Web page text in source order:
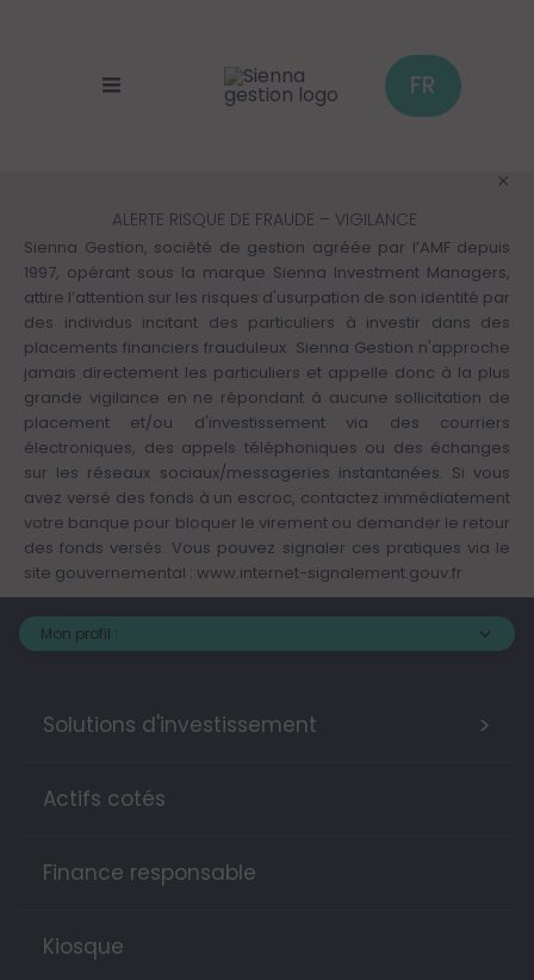
FR
ALERTE RISQUE DE FRAUDE – VIGILANCE
Sienna Gestion, société de gestion agréée par l’AMF depuis
1997, opérant sous la marque Sienna Investment Managers,
attire l’attention sur les risques d'usurpation de son identité par
des individus incitant des particuliers à investir dans des
placements financiers frauduleux. Sienna Gestion n'approche
jamais directement les particuliers et appelle donc à la plus
grande vigilance en ne répondant à aucune sollicitation de
placement et/ou d'investissement via des courriers
électroniques, des appels téléphoniques ou des échanges
sur les réseaux sociaux/messageries instantanées. Si vous
avez versé des fonds à un escroc, contactez immédiatement
votre banque pour bloquer le virement ou demander le retour
des fonds versés. Vous pouvez signaler ces pratiques via le
site gouvernemental : www.internet-signalement.gouv.fr
Mon profil :
Solutions d'investissement >
Actifs cotés
Finance responsable
Kiosque